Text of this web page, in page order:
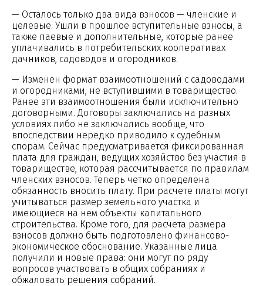
— Осталось только два вида взносов — членские и
целевые. Ушли в прошлое вступительные взносы, а
также паевые и дополнительные, которые ранее
уплачивались в потребительских кооперативах
дачников, садоводов и огородников.
— Изменен формат взаимоотношений с садоводами
и огородниками, не вступившими в товарищество.
Ранее эти взаимоотношения были исключительно
договорными. Договоры заключались на разных
условиях либо не заключались вообще, что
впоследствии нередко приводило к судебным
спорам. Сейчас предусматривается фиксированная
плата для граждан, ведущих хозяйство без участия в
товариществе, которая рассчитывается по правилам
членских взносов. Теперь четко определена
обязанность вносить плату. При расчете платы могут
учитываться размер земельного участка и
имеющиеся на нем объекты капитального
строительства. Кроме того, для расчета размера
взносов должно быть подготовлено финансово-
экономическое обоснование. Указанные лица
получили и новые права: они могут по ряду
вопросов участвовать в общих собраниях и
обжаловать решения собраний.